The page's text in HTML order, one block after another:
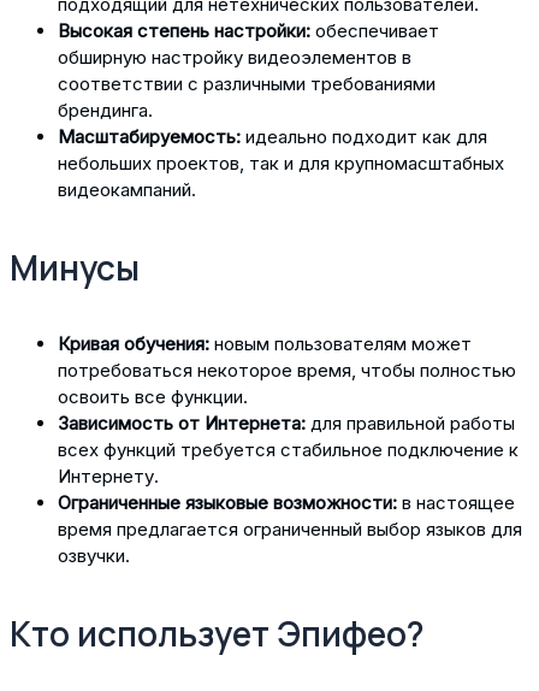
Высокая степень настройки: обеспечивает
обширную настройку видеоэлементов в
соответствии с различными требованиями
брендинга.
Масштабируемость: идеально подходит как для
небольших проектов, так и для крупномасштабных
видеокампаний.
Минусы
Кривая обучения: новым пользователям может
потребоваться некоторое время, чтобы полностью
освоить все функции.
Зависимость от Интернета: для правильной работы
всех функций требуется стабильное подключение к
Интернету.
Ограниченные языковые возможности: в настоящее
время предлагается ограниченный выбор языков для
озвучки.
Кто использует Эпифео?